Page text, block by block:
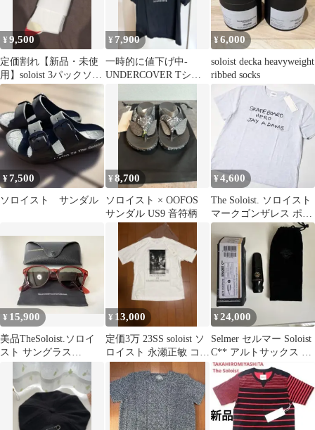
¥9,500
定価割れ【新品・未使
用】soloist 3パックソッ
クス ソロイスト
¥ 7,900
一時的に値下げ中-
UNDERCOVER Tシャ
¥6,000
soloist decka heavyweight
ribbed socks
¥7,500
ソロイスト サンダル
¥8,700
ソロイスト × OOFOS
サンダル US9 音符柄
¥4,600
The Soloist. ソロイスト
マークゴンザレス ポケ
ットTシャツ XXL
¥ 15,900
美品TheSoloist.ソロイ
スト サングラス
「Kurdt」
¥ 13,000
定価3万 23SS soloist ソ
ロイスト 永瀬正敏 コラ
ボTシャツ
¥24,000
Selmer セルマー Soloist
C** アルトサックス マ
ウスピース